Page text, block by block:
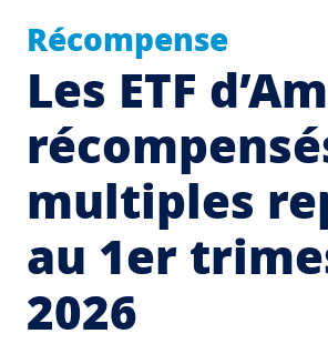
Récompense
Les ETF
multiples
au 1er
2026